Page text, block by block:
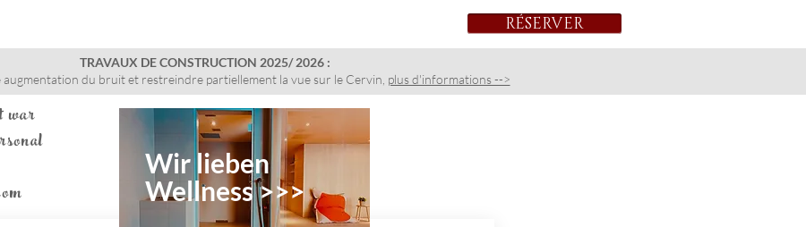
RÉSERVER
TRAVAUX DE CONSTRUCTION 2025/ 2026 :
du bruit et restreindre partiellement la vue sur le Cervin, plus d'informations -->
Wir lieben
Wellness >>>
war